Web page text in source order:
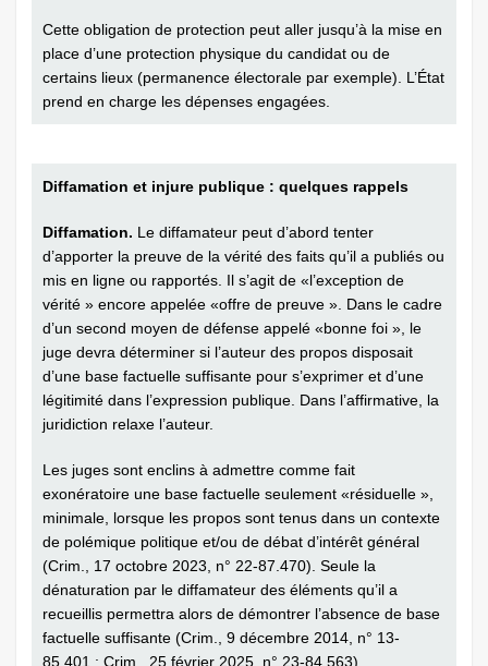
Cette obligation de protection peut aller jusqu’à la mise en
place d’une protection physique du candidat ou de
certains lieux (permanence électorale par exemple). L’État
prend en charge les dépenses engagées.
Diffamation et injure publique : quelques rappels
Diffamation. Le diffamateur peut d’abord tenter
d’apporter la preuve de la vérité des faits qu’il a publiés ou
mis en ligne ou rapportés. Il s’agit de «l’exception de
vérité » encore appelée «offre de preuve ». Dans le cadre
d’un second moyen de défense appelé «bonne foi », le
juge devra déterminer si l’auteur des propos disposait
d’une base factuelle suffisante pour s’exprimer et d’une
légitimité dans l’expression publique. Dans l’affirmative, la
juridiction relaxe l’auteur.
Les juges sont enclins à admettre comme fait
exonératoire une base factuelle seulement «résiduelle »,
minimale, lorsque les propos sont tenus dans un contexte
de polémique politique et/ou de débat d’intérêt général
(Crim., 17 octobre 2023, n° 22-87.470). Seule la
dénaturation par le diffamateur des éléments qu’il a
recueillis permettra alors de démontrer l’absence de base
factuelle suffisante (Crim., 9 décembre 2014, n° 13-
85.401 ; Crim., 25 février 2025, n° 23-84.563).